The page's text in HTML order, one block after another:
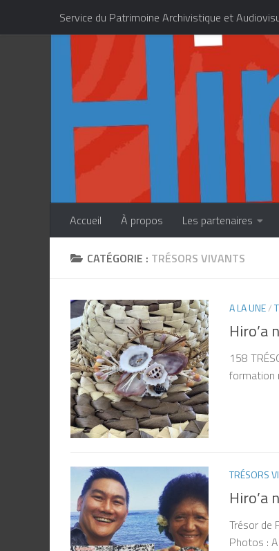
Skip to contentService du Patrimoine Archivistique et
Centre des Métiers d’Art de la Polynésie française
Accueil À propos Les partenaires
CATÉGORIE : TRÉSORS VIVANTS
A LA UNE/
Hiro’a
158
formation
TRÉSORS
Hiro’a
Trésor de
Photos :